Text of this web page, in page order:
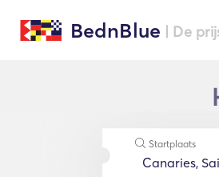
BednBlue | De
Startplaats